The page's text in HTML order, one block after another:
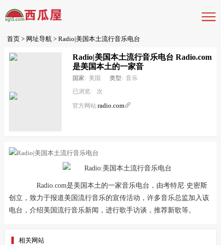
首页> 网址导航 > Radio|美国本土流行音乐电台
Radio|美国本土流行音乐电台 Radio.com
是美国本土的一家音
国家: 美国 类型: 音乐
已浏览:
次
官方网站:radio.com
Radio.com是美国本土的一家音乐电台，由考特尼·史密斯
创立，致力于报道美国流行音乐的宣传活动，许多音乐总监加入该
电台，介绍美国流行音乐新闻，进行歌手访谈，推荐新歌等。
相关网站